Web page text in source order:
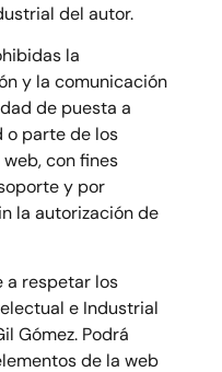
del autor.
la
y la comunicación
de puesta a
o parte de los
con fines
y por
la autorización de
a respetar los
e Industrial
Gómez. Podrá
de la web